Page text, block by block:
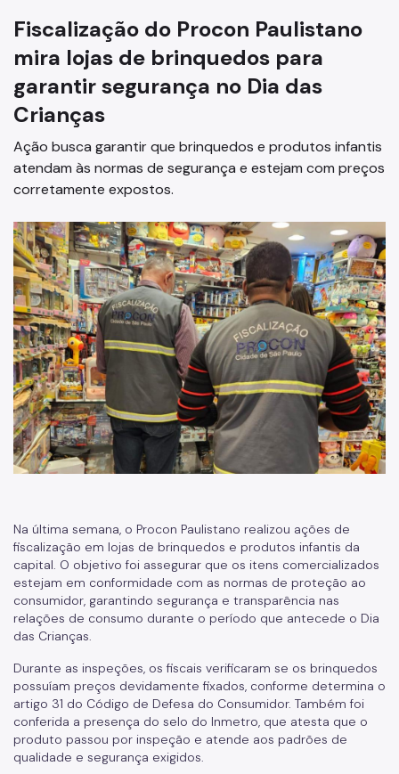
FAQ - Perguntas Frequentes
Portal Defesa do Consumidor
Legislações
Fiscalização do Procon Paulistano
mira lojas de brinquedos para
garantir segurança no Dia das
Crianças
Ação busca garantir que brinquedos e produtos infantis
atendam às normas de segurança e estejam com preços
corretamente expostos.
Na última semana, o Procon Paulistano realizou ações de
fiscalização em lojas de brinquedos e produtos infantis da
capital. O objetivo foi assegurar que os itens comercializados
estejam em conformidade com as normas de proteção ao
consumidor, garantindo segurança e transparência nas
relações de consumo durante o período que antecede o Dia
das Crianças.
Durante as inspeções, os fiscais verificaram se os brinquedos
possuíam preços devidamente fixados, conforme determina o
artigo 31 do Código de Defesa do Consumidor. Também foi
conferida a presença do selo do Inmetro, que atesta que o
produto passou por inspeção e atende aos padrões de
qualidade e segurança exigidos.